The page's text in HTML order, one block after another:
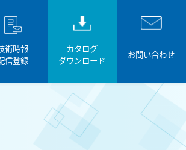
術時報
信登録
カタログ
ダウンロード
お問い合わせ